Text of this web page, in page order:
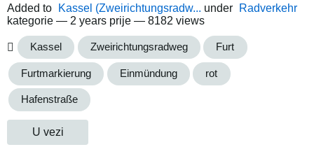
Added to
Kassel (Zweirichtungsradw... under
Radverkehr
kategorie — 2 years prije — 8182 views
Kassel Zweirichtungsradweg Furt
Furtmarkierung Einmündung rot
Hafenstraße
U vezi